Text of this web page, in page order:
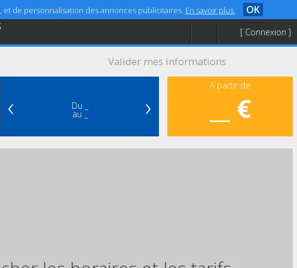
de personnalisation des annonces publicitaires. En savoir plus. OK
[ Connexion ]
Valider mes informations
‹ Du _
au _ ›
A partir de
__ €